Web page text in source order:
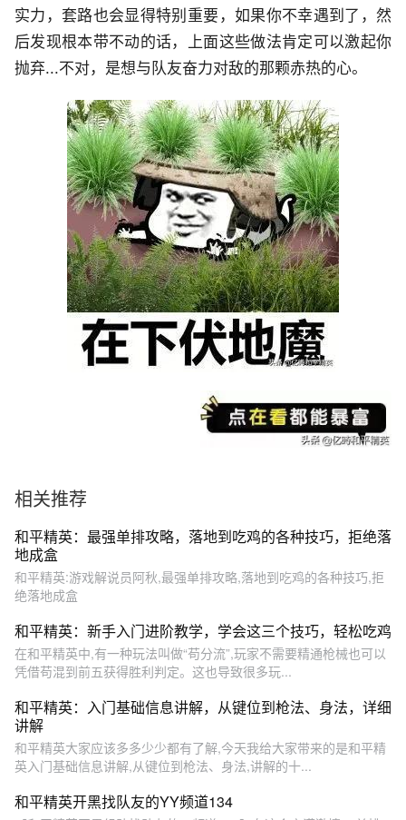
实力，套路也会显得特别重要，如果你不幸遇到了，然
后发现根本带不动的话，上面这些做法肯定可以激起你
抛弃...不对，是想与队友奋力对敌的那颗赤热的心。
相关推荐
和平精英：最强单排攻略，落地到吃鸡的各种技巧，拒绝落
地成盒
和平精英:游戏解说员阿秋,最强单排攻略,落地到吃鸡的各种技巧,拒
绝落地成盒
和平精英：新手入门进阶教学，学会这三个技巧，轻松吃鸡
在和平精英中,有一种玩法叫做“苟分流”,玩家不需要精通枪械也可以
凭借苟混到前五获得胜利判定。这也导致很多玩...
和平精英：入门基础信息讲解，从键位到枪法、身法，详细
讲解
和平精英大家应该多多少少都有了解,今天我给大家带来的是和平精
英入门基础信息讲解,从键位到枪法、身法,讲解的十...
和平精英开黑找队友的YY频道134